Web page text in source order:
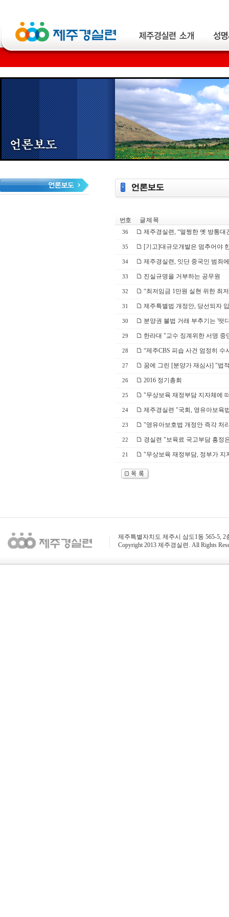
번호 글 제 목
36 제주경실련, “멀쩡한 옛 방통대
35 [기고]대규모개발은 멈추어야
34 제주경실련, 잇단 중국인 범죄
33 진실규명을 거부하는 공무원
32 “최저임금 1만원 실현 위한 최
31 제주특별법 개정안, 당선되자
30 분양권 불법 거래 부추기는 '떳
29 한라대 "교수 징계위한 서명
28 “제주CBS 피습 사건 엄정히 수
27 꿈에 그린 [분양가 재심사] "법
26 2016 정기총회
25 "무상보육 재정부담 지자체에
24 제주경실련 "국회, 영유아보육
23 "영유아보호법 개정안 즉각 처
22 경실련 "보육료 국고부담 흥정
21 "무상보육 재정부담, 정부가 지
제주특별자치도 제주시 삼도1동 565-5, 2
Copyright 2013 제주경실련. All Rights